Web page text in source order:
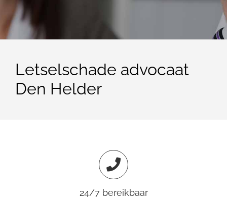
Letselschade advocaat
Den Helder
24/7 bereikbaar